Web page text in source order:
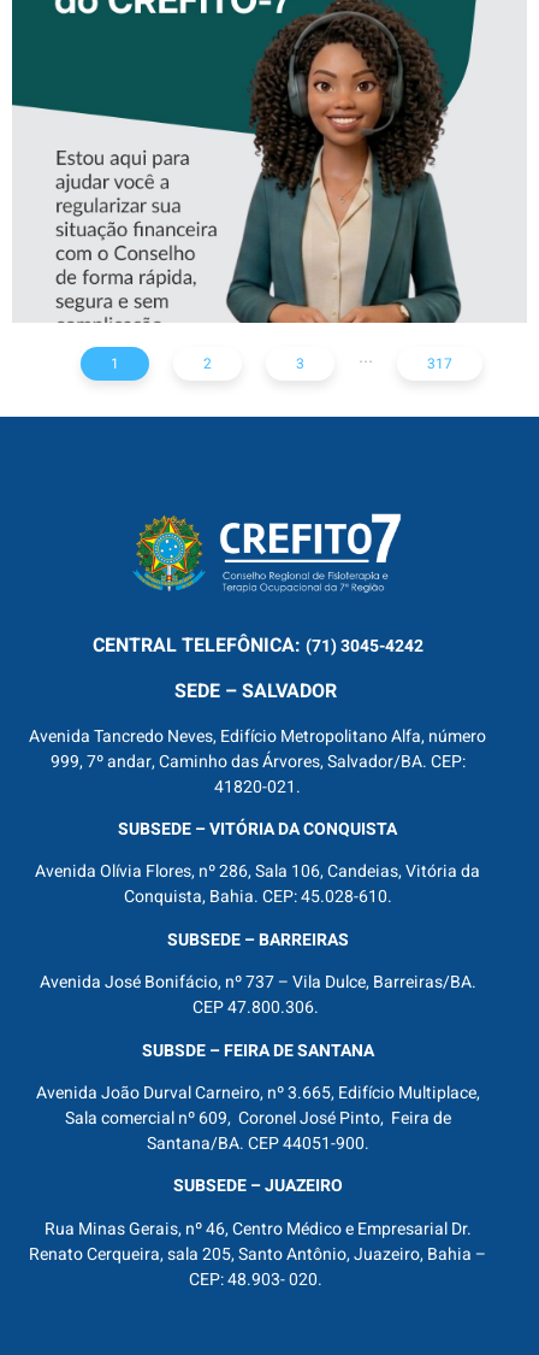
CONHEÇA A ‘ALINE’,
ASSISTENTE VIRTUAL DO
CREFITO-7
1 2 3 ... 317
CENTRALTELEFÔNICA: (71) 3045-4242
SEDE – SALVADOR
Avenida Tancredo Neves, Edifício Metropolitano Alfa, número
999, 7º andar, Caminho das Árvores, Salvador/BA. CEP:
41820-021.
SUBSEDE – VITÓRIA DA CONQUISTA
Avenida Olívia Flores, nº 286, Sala 106, Candeias, Vitória da
Conquista, Bahia. CEP: 45.028-610.
SUBSEDE – BARREIRAS
Avenida José Bonifácio, nº 737 – Vila Dulce, Barreiras/BA.
CEP 47.800.306.
SUBSDE – FEIRA DE SANTANA
Avenida João Durval Carneiro, nº 3.665, Edifício Multiplace,
Sala comercial nº 609, Coronel José Pinto, Feira de
Santana/BA. CEP 44051-900.
SUBSEDE – JUAZEIRO
Rua Minas Gerais, nº 46, Centro Médico e Empresarial Dr.
Renato Cerqueira, sala 205, Santo Antônio, Juazeiro, Bahia –
CEP: 48.903- 020.